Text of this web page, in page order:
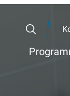
Search